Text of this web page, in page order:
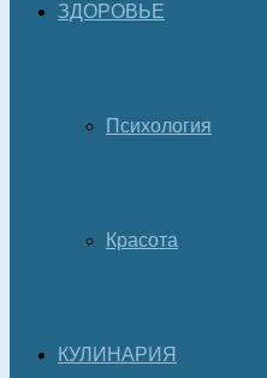
ЗДОРОВЬЕ
Психология
Красота
КУЛИНАРИЯ